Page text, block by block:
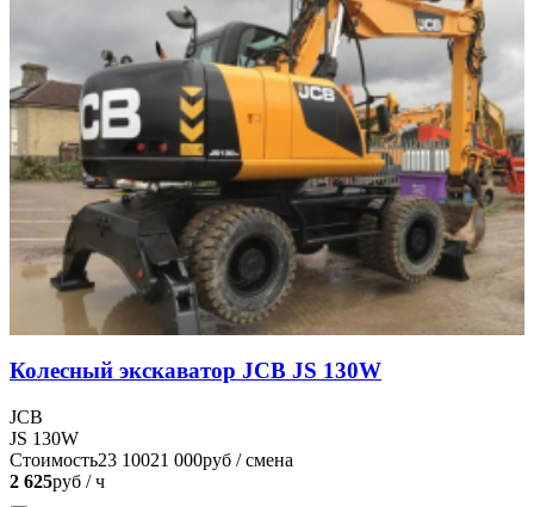
Колесный экскаватор JCB JS 130W
JCB
JS 130W
Стоимость23 10021 000руб / смена
2 625руб / ч